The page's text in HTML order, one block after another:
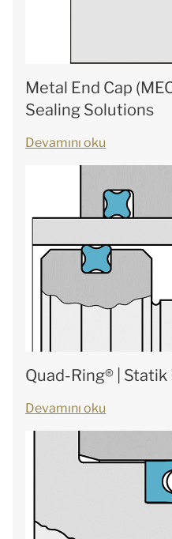
Metal End Cap
Sealing Solutions
Devamını oku
Quad-Ring® |
Devamını oku